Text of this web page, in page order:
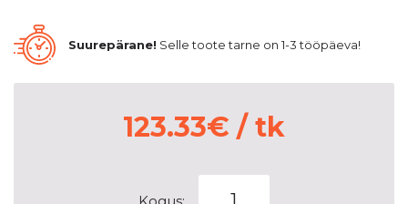
Suurepärane! Selle toote tarne on 1-3 tööpäeva!
123.33€ / tk